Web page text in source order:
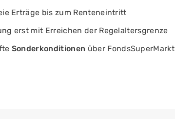
Erträge bis zum Renteneintritt
erst mit Erreichen der Regelaltersgrenze
Sonderkonditionen über FondsSuperMarkt